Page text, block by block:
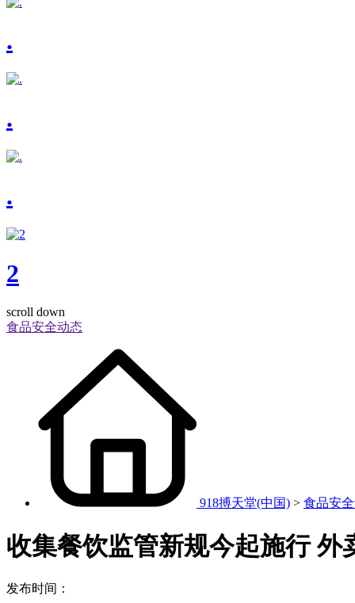
.
.
.
2
scroll down
食品安全动态
918搏天堂(中国) > 食品安
收集餐饮监管新规今起施行 外
发布时间：